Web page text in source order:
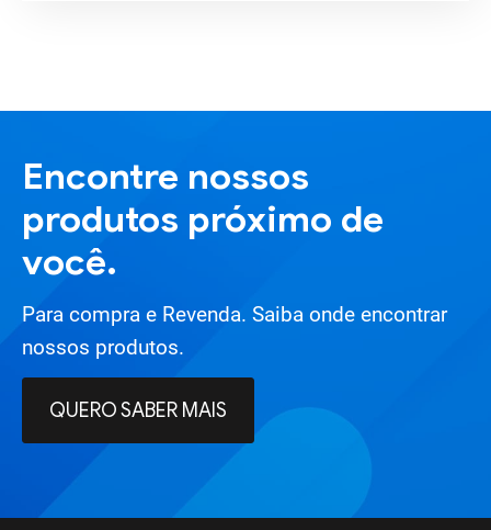
Encontre nossos
produtos próximo de
você.
Para compra e Revenda. Saiba onde encontrar
nossos produtos.
QUERO SABER MAIS